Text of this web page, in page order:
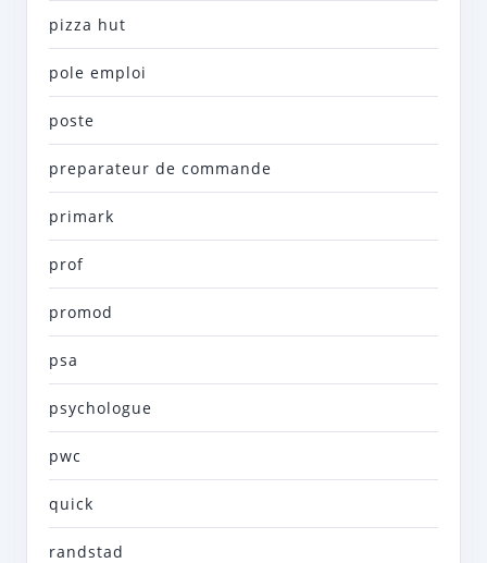
pizza hut
pole emploi
poste
preparateur de commande
primark
prof
promod
psa
psychologue
pwc
quick
randstad